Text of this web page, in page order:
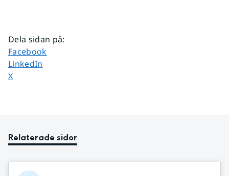
Dela sidan på:
Dela sidan på
Facebook
Dela sidan på
LinkedIn
Dela sidan på
X
Relaterade sidor